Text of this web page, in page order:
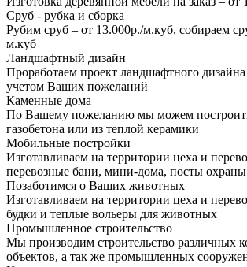
Сруб - рубка и сборка
Рубим сруб – от 13.000р./м.куб, собираем
м.куб
Ландшафтный дизайн
Проработаем проект ландшафтного
учетом Ваших пожеланий
Каменные дома
По Вашему пожеланию мы можем
газобетона или из теплой керамики
Мобильные постройки
Изготавливаем на территории цеха и
перевозные бани, мини-дома, посты
Позаботимся о Ваших животных
Изготавливаем на территории цеха и
будки и теплые вольеры для животных
Промышленное строительство
Мы производим строительство различных
объектов, а так же промышленных